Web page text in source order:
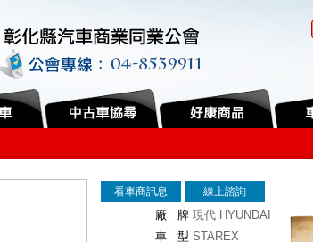
看車商訊息 線上諮詢
廠 牌 現代 HYUNDAI
車 型 STAREX